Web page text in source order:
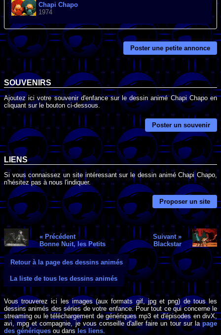
Chapi Chapo
1974
Poster une petite annonce
SOUVENIRS
Ajoutez ici votre souvenir d'enfance sur le dessin animé Chapi Chapo en
cliquant sur le bouton ci-dessous.
Poster un souvenir
LIENS
Si vous connaissez un site intéressant sur le dessin animé Chapi Chapo,
n'hésitez pas à nous l'indiquer.
Proposer un site
« Précédent
Bonne Nuit, les Petits
Suivant »
Blackstar
Retour à la page des dessins animés
La liste de tous les dessins animés
Vous trouverez ici les images (aux formats gif, jpg et png) de tous les
dessins animés des séries de votre enfance. Pour tout ce qui concerne le
streaming ou le téléchargement de génériques mp3 et d'épisodes en divX,
avi, mpg et compagnie, je vous conseille d'aller faire un tour sur lapage
des génériques ou dansles liens